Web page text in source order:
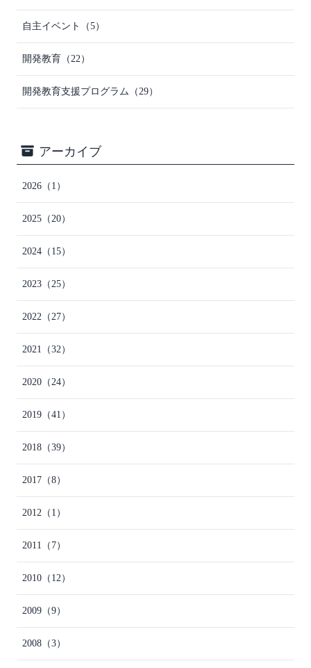
自主イベント （5）
開発教育 （22）
開発教育支援プログラム （29）
アーカイブ
2026 （1）
2025 （20）
2024 （15）
2023 （25）
2022 （27）
2021 （32）
2020 （24）
2019 （41）
2018 （39）
2017 （8）
2012 （1）
2011 （7）
2010 （12）
2009 （9）
2008 （3）